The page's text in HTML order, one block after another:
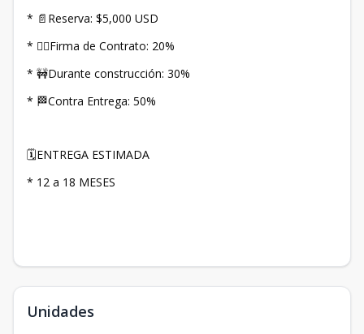
* 📄Reserva: $5,000 USD
* ✍🏻Firma de Contrato: 20%
* 🚧Durante construcción: 30%
* 🏁Contra Entrega: 50%
🗓️ENTREGA ESTIMADA
* 12 a 18 MESES
Unidades